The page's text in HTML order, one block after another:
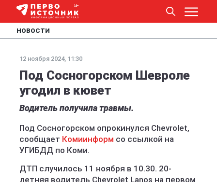
НОВОСТИ
12 ноября 2024, 11:30
Под Сосногорском Шевроле
угодил в кювет
Водитель получила травмы.
Под Сосногорском опрокинулся Chevrolet,
сообщает Комиинформ со ссылкой на
УГИБДД по Коми.
ДТП случилось 11 ноября в 10.30. 20-
летняя водитель Chevrolet Lanos на первом